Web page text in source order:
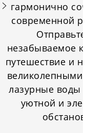
гармонично
современной
незабываемое
путешествие и
великолепными
лазурные воды
уютной и